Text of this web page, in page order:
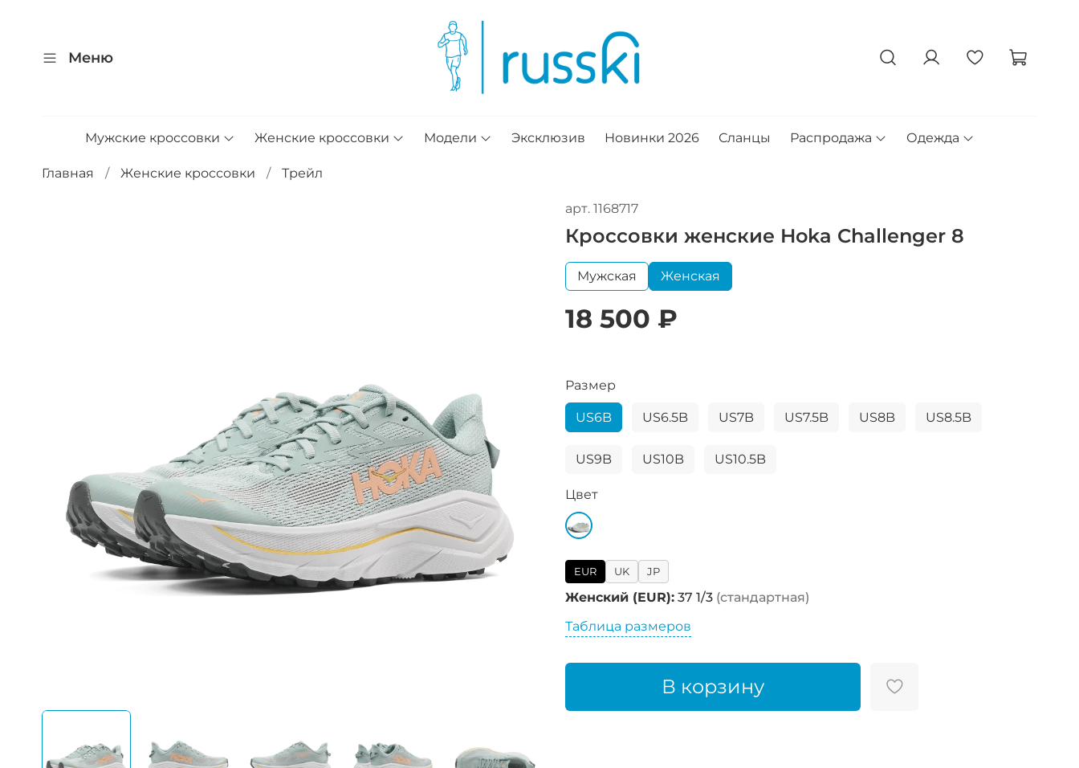
Меню
Мужские кроссовки Женские кроссовки Модели Эксклюзив Новинки 2026 Сланцы Распродажа Одежда
Главная Женские кроссовки Трейл
арт. 1168717
Кроссовки женские Hoka Challenger 8
Мужская Женская
18 500 ₽
Таблица размеров
В корзину
Размер
US6B US6.5B US7B US7.5B US8B US8.5B
US9B US10B US10.5B
Цвет
EUR UK JP
Женский (EUR): 37 1/3 (стандартная)